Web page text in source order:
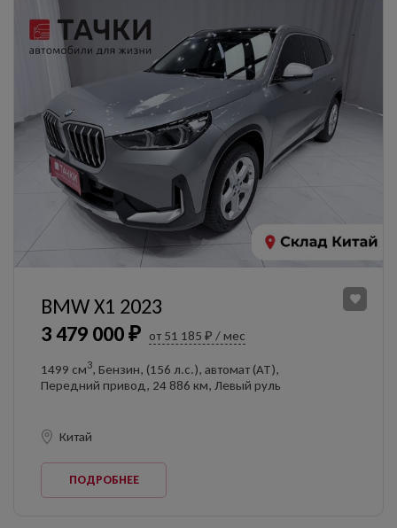
3 479 000 ₽ от 51 185 ₽ / мес
BMW X1 2023
1499 см3, Бензин, (156 л.с.), автомат (AT),
Передний привод, 24 886 км, Левый руль
Китай
ПОДРОБНЕЕ